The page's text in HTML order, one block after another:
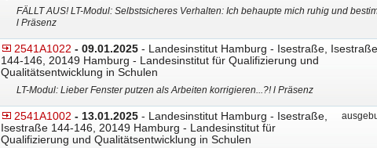
FÄLLT AUS! LT-Modul: Selbstsicheres Verhalten: Ich behaupte mich ruhig und
l Präsenz
2541A1022 - 09.01.2025- Landesinstitut Hamburg - Isestraße, Isestraße
144-146, 20149 Hamburg - Landesinstitut für Qualifizierung und
Qualitätsentwicklung in Schulen
LT-Modul: Lieber Fenster putzen als Arbeiten korrigieren...?! l Präsenz
2541A1002 - 13.01.2025- Landesinstitut Hamburg - Isestraße,
Isestraße 144-146, 20149 Hamburg - Landesinstitut für
Qualifizierung und Qualitätsentwicklung in Schulen